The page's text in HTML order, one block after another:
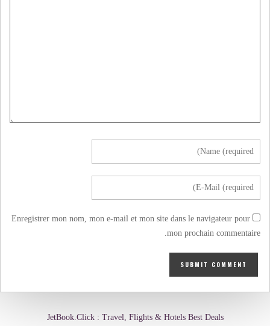
Enregistrer mon nom, mon e-mail et mon site dans le navigateur pour
mon prochain commentaire.
JetBook.Click : Travel, Flights & Hotels Best Deals